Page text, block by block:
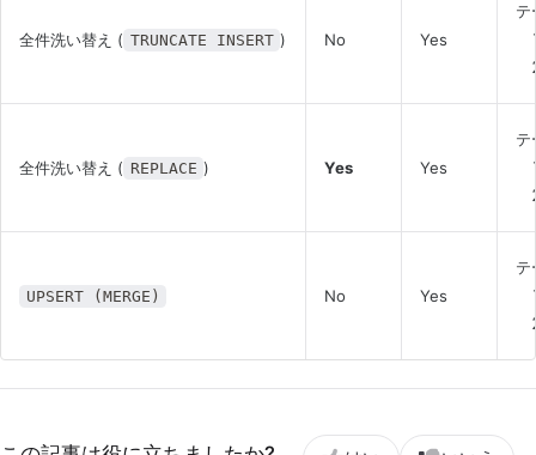
全件洗い替え ( TRUNCATE INSERT ) No Yes
テ
全件洗い替え ( REPLACE ) Yes Yes
テ
UPSERT (MERGE) No Yes
テ